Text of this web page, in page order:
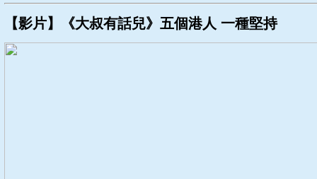
【影片】《大叔有話兒》五個港人 一種堅持